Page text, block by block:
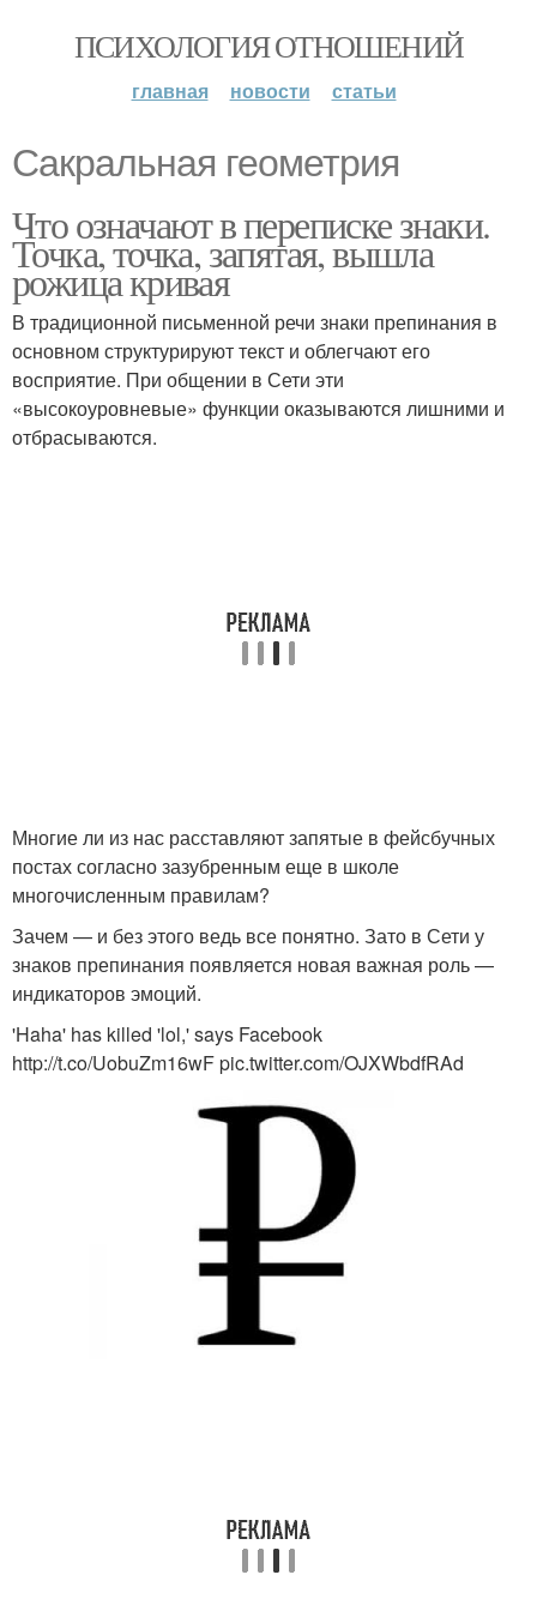
ПСИХОЛОГИЯ ОТНОШЕНИЙ
главная новости статьи
Сакральная геометрия
Что означают в переписке знаки.
Точка, точка, запятая, вышла
рожица кривая
В традиционной письменной речи знаки препинания в
основном структурируют текст и облегчают его
восприятие. При общении в Сети эти
«высокоуровневые» функции оказываются лишними и
отбрасываются.
Многие ли из нас расставляют запятые в фейсбучных
постах согласно зазубренным еще в школе
многочисленным правилам?
Зачем — и без этого ведь все понятно. Зато в Сети у
знаков препинания появляется новая важная роль —
индикаторов эмоций.
'Haha' has killed 'lol,' says Facebook
http://t.co/UobuZm16wF pic.twitter.com/OJXWbdfRAd